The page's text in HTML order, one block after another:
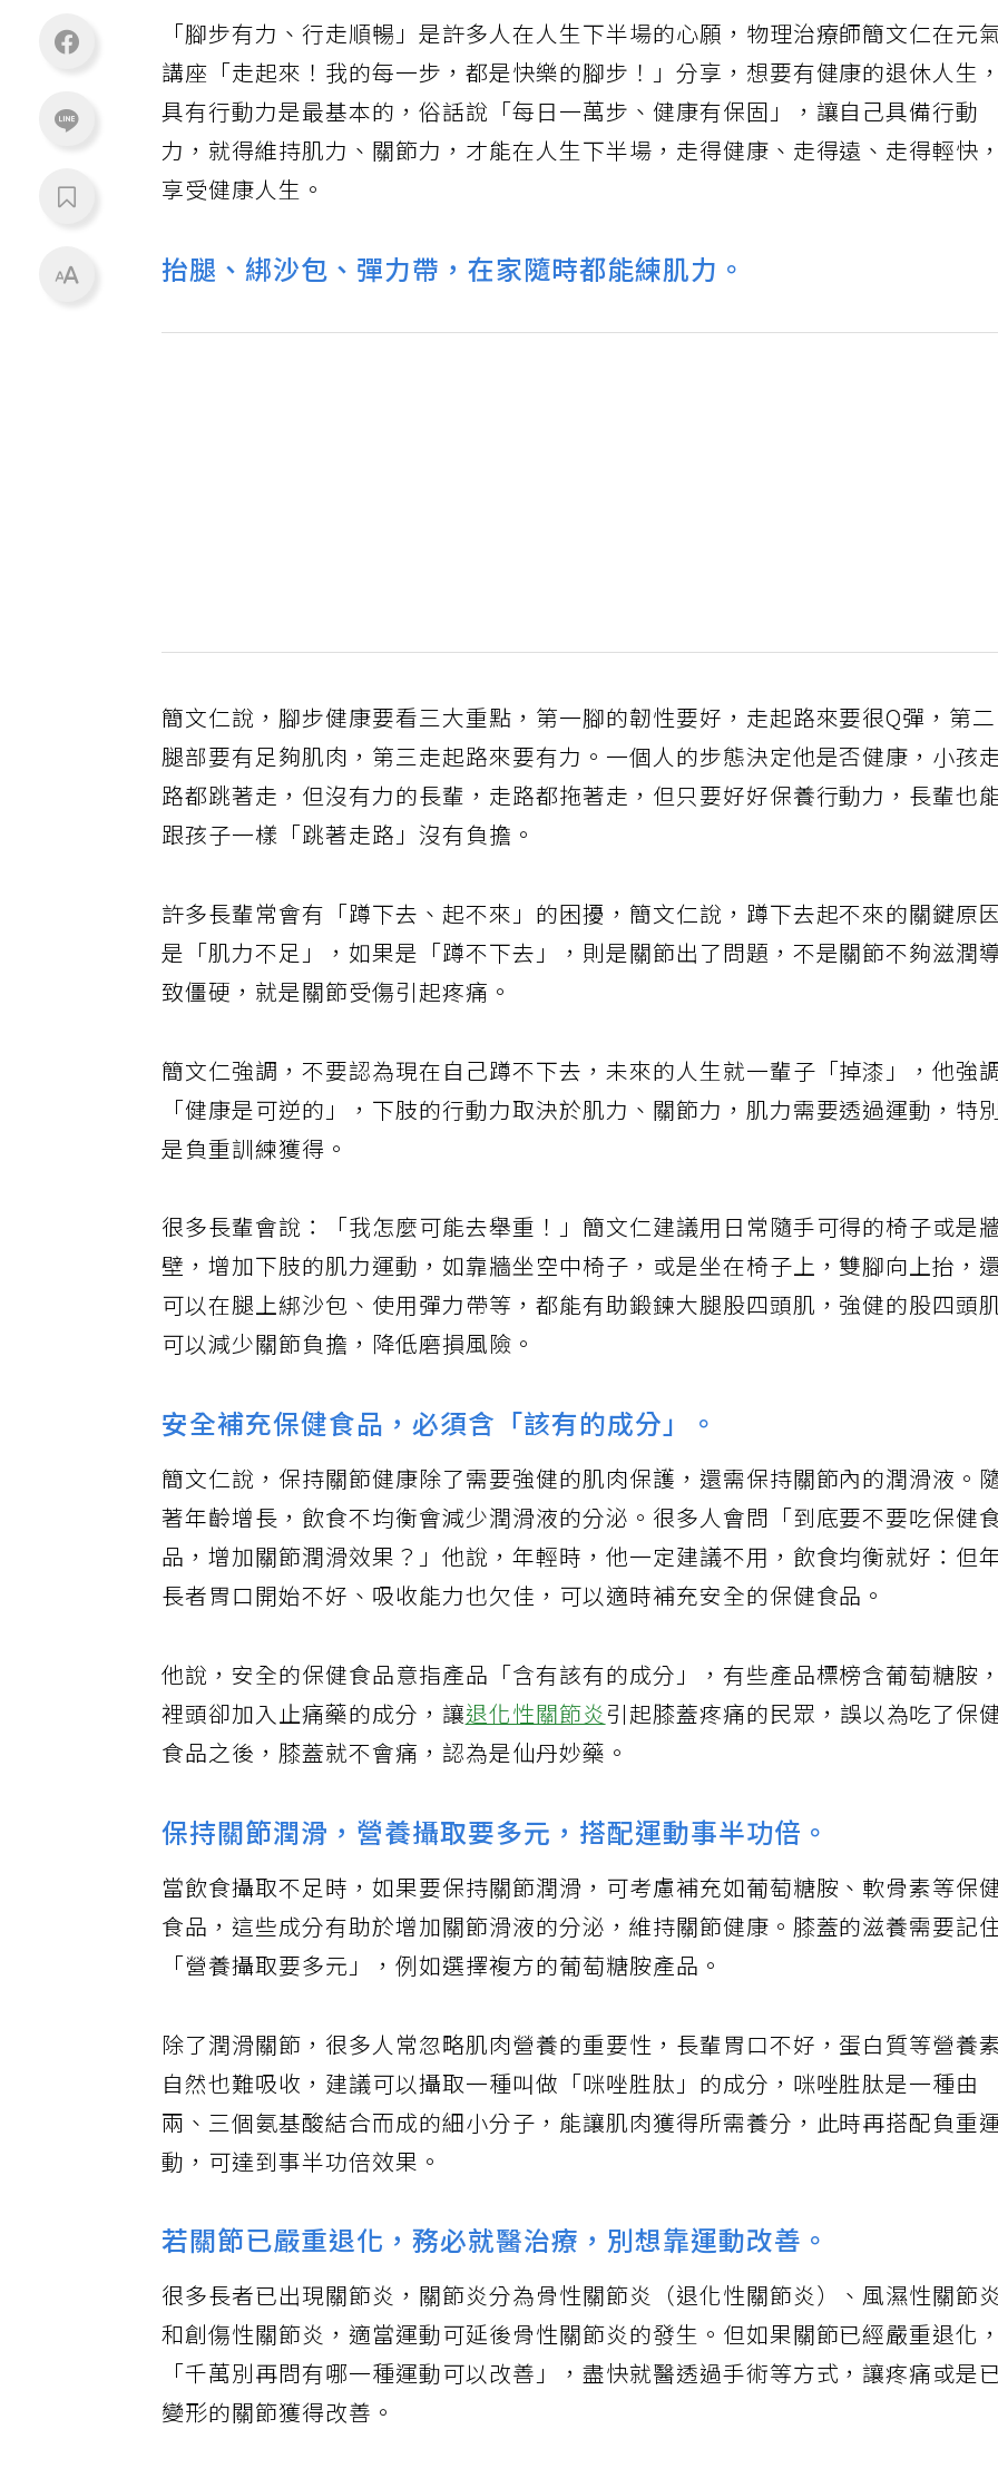
「腳步有力、行走順暢」是許多人在人生下半場的心願，物理治療師簡文仁在元
講座「走起來！我的每一步，都是快樂的腳步！」分享，想要有健康的退休人生，
具有行動力是最基本的，俗話說「每日一萬步、健康有保固」，讓自己具備行動
力，就得維持肌力、關節力，才能在人生下半場，走得健康、走得遠、走得輕快，
享受健康人生。
抬腿、綁沙包、彈力帶，在家隨時都能練肌力。
簡文仁說，腳步健康要看三大重點，第一腳的韌性要好，走起路來要很Q彈，第二
腿部要有足夠肌肉，第三走起路來要有力。一個人的步態決定他是否健康，小孩
路都跳著走，但沒有力的長輩，走路都拖著走，但只要好好保養行動力，長輩也
跟孩子一樣「跳著走路」沒有負擔。
許多長輩常會有「蹲下去、起不來」的困擾，簡文仁說，蹲下去起不來的關鍵原
是「肌力不足」，如果是「蹲不下去」，則是關節出了問題，不是關節不夠滋潤
致僵硬，就是關節受傷引起疼痛。
簡文仁強調，不要認為現在自己蹲不下去，未來的人生就一輩子「掉漆」，他強
「健康是可逆的」，下肢的行動力取決於肌力、關節力，肌力需要透過運動，特別
是負重訓練獲得。
很多長輩會說：「我怎麼可能去舉重！」簡文仁建議用日常隨手可得的椅子或是
壁，增加下肢的肌力運動，如靠牆坐空中椅子，或是坐在椅子上，雙腳向上抬，
可以在腿上綁沙包、使用彈力帶等，都能有助鍛鍊大腿股四頭肌，強健的股四頭
可以減少關節負擔，降低磨損風險。
安全補充保健食品，必須含「該有的成分」。
簡文仁說，保持關節健康除了需要強健的肌肉保護，還需保持關節內的潤滑液。
著年齡增長，飲食不均衡會減少潤滑液的分泌。很多人會問「到底要不要吃保健食
品，增加關節潤滑效果？」他說，年輕時，他一定建議不用，飲食均衡就好：但
長者胃口開始不好、吸收能力也欠佳，可以適時補充安全的保健食品。
他說，安全的保健食品意指產品「含有該有的成分」，有些產品標榜含葡萄糖胺，
裡頭卻加入止痛藥的成分，讓退化性關節炎引起膝蓋疼痛的民眾，誤以為吃了保
食品之後，膝蓋就不會痛，認為是仙丹妙藥。
保持關節潤滑，營養攝取要多元，搭配運動事半功倍。
當飲食攝取不足時，如果要保持關節潤滑，可考慮補充如葡萄糖胺、軟骨素等保
食品，這些成分有助於增加關節滑液的分泌，維持關節健康。膝蓋的滋養需要記
「營養攝取要多元」，例如選擇複方的葡萄糖胺產品。
除了潤滑關節，很多人常忽略肌肉營養的重要性，長輩胃口不好，蛋白質等營養素
自然也難吸收，建議可以攝取一種叫做「咪唑胜肽」的成分，咪唑胜肽是一種由
兩、三個氨基酸結合而成的細小分子，能讓肌肉獲得所需養分，此時再搭配負重
動，可達到事半功倍效果。
若關節已嚴重退化，務必就醫治療，別想靠運動改善。
很多長者已出現關節炎，關節炎分為骨性關節炎（退化性關節炎）、風濕性關節
和創傷性關節炎，適當運動可延後骨性關節炎的發生。但如果關節已經嚴重退化，
「千萬別再問有哪一種運動可以改善」，盡快就醫透過手術等方式，讓疼痛或是已
變形的關節獲得改善。